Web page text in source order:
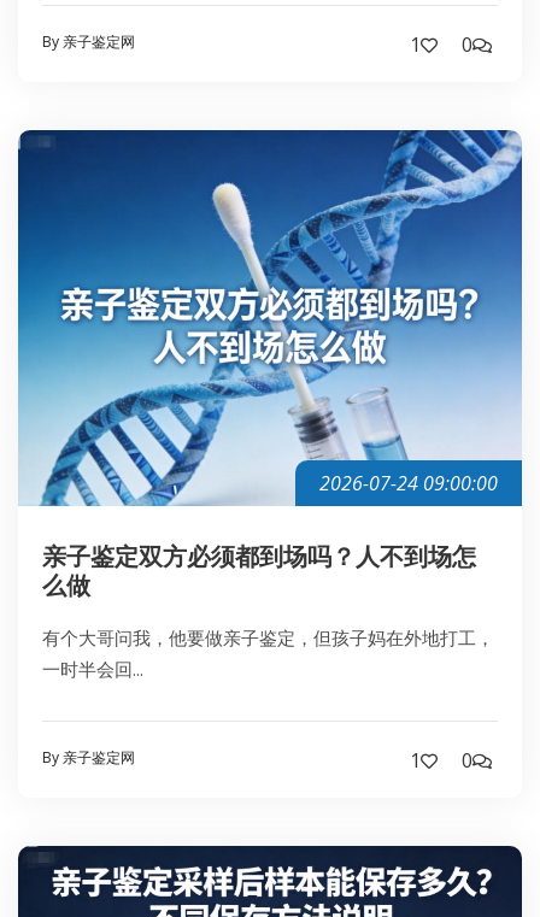
By 亲子鉴定网 1 0
2026-07-24 09:00:00
亲子鉴定双方必须都到场吗？人不到场怎
么做
有个大哥问我，他要做亲子鉴定，但孩子妈在外地打工，
一时半会回...
By 亲子鉴定网 1 0